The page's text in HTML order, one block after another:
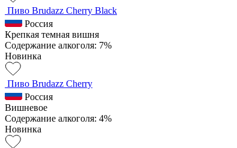
Пиво Brudazz Cherry Black
Россия
Крепкая темная вишня
Содержание алкоголя: 7%
Новинка
Пиво Brudazz Cherry
Россия
Вишневое
Содержание алкоголя: 4%
Новинка